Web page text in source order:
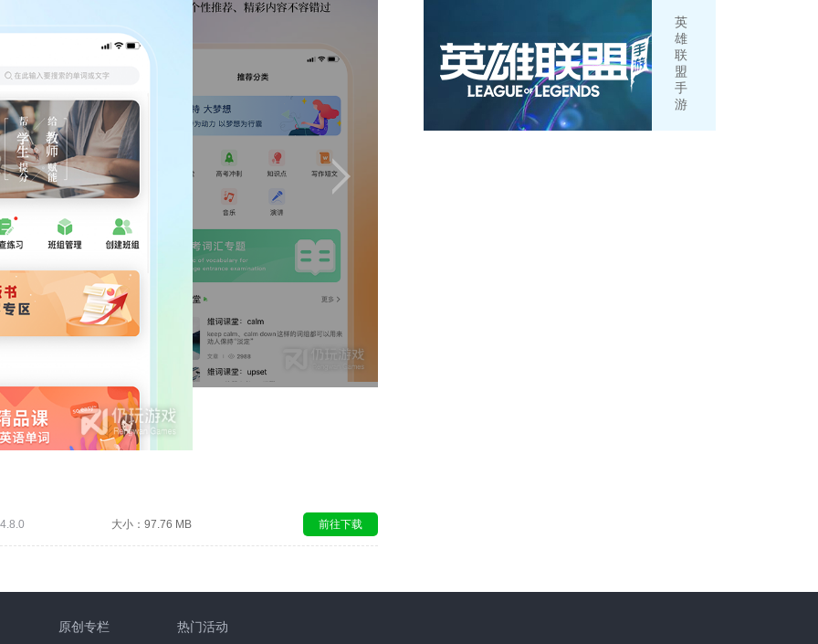
大小：97.76 MB 前往下载
英
雄
联
盟
手
游
原创专栏 热门活动